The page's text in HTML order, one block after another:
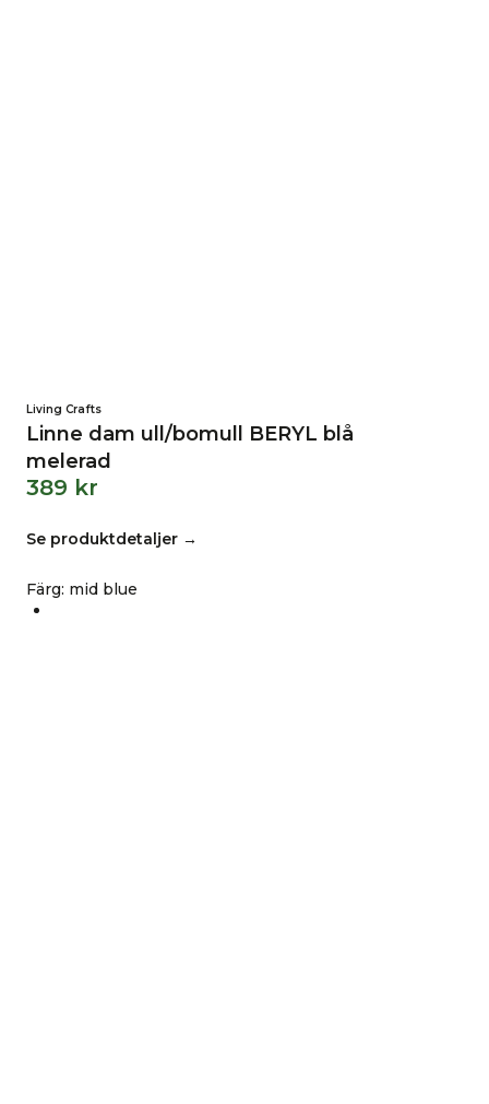
Living Crafts
Linne dam ull/bomull BERYL blå
melerad
389 kr
Se produktdetaljer →
Färg: mid blue